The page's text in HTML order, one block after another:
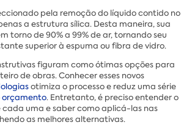
pela remoção do líquido contido no
a estrutura sílica. Desta maneira, sua
torno de 90% a 99% de ar, tornando seu
superior à espuma ou fibra de vidro.
figuram como ótimas opções para
de obras. Conhecer esses novos
otimiza o processo e reduz uma série
orçamento. Entretanto, é preciso entender o
uma e saber como aplicá-las nas
as melhores alternativas.